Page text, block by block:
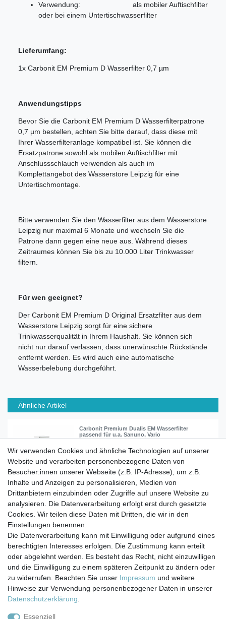
Verwendung: als mobiler Auftischfilter
oder bei einem Untertischwasserfilter
Lieferumfang:
1x Carbonit EM Premium D Wasserfilter 0,7 µm
Anwendungstipps
Bevor Sie die Carbonit EM Premium D Wasserfilterpatrone
0,7 µm bestellen, achten Sie bitte darauf, dass diese mit
Ihrer Wasserfilteranlage kompatibel ist. Sie können die
Ersatzpatrone sowohl als mobilen Auftischfilter mit
Anschlussschlauch verwenden als auch im
Komplettangebot des Wasserstore Leipzig für eine
Untertischmontage.
Bitte verwenden Sie den Wasserfilter aus dem Wasserstore
Leipzig nur maximal 6 Monate und wechseln Sie die
Patrone dann gegen eine neue aus. Während dieses
Zeitraumes können Sie bis zu 10.000 Liter Trinkwasser
filtern.
Für wen geeignet?
Der Carbonit EM Premium D Original Ersatzfilter aus dem
Wasserstore Leipzig sorgt für eine sichere
Trinkwasserqualität in Ihrem Haushalt. Sie können sich
nicht nur darauf verlassen, dass unerwünschte Rückstände
entfernt werden. Es wird auch eine automatische
Wasserbelebung durchgeführt.
Ähnliche Artikel
Carbonit Premium Dualis EM Wasserfilter
passend für u.a. Sanuno, Vario
59,90 € *
In den Warenkorb
*inkl. ges. MwSt.zzgl. Versandkosten
Impressum Daten­schutz­erklärung AGB
Barrierefreiheitserklärung Widerrufs­recht
Wir verwenden Cookies und ähnliche Technologien auf unserer
Website und verarbeiten personenbezogene Daten von
Besucher:innen unserer Webseite (z.B. IP-Adresse), um z.B.
Inhalte und Anzeigen zu personalisieren, Medien von
Drittanbietern einzubinden oder Zugriffe auf unsere Website zu
analysieren. Die Datenverarbeitung erfolgt erst durch gesetzte
Cookies. Wir teilen diese Daten mit Dritten, die wir in den
Einstellungen benennen.
Die Datenverarbeitung kann mit Einwilligung oder aufgrund eines
berechtigten Interesses erfolgen. Die Zustimmung kann erteilt
oder abgelehnt werden. Es besteht das Recht, nicht einzuwilligen
und die Einwilligung zu einem späteren Zeitpunkt zu ändern oder
zu widerrufen. Beachten Sie unser Impressum und weitere
Hinweise zur Verwendung personenbezogener Daten in unserer
Daten­schutz­erklärung
Essenziell